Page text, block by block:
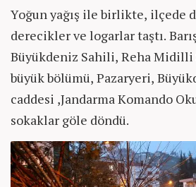
Yoğun yağış ile birlikte, ilçede
derecikler ve logarlar taştı.
Büyükdeniz Sahili, Reha Midilli
büyük bölümü, Pazaryeri,
caddesi ,Jandarma Komando
sokaklar göle döndü.